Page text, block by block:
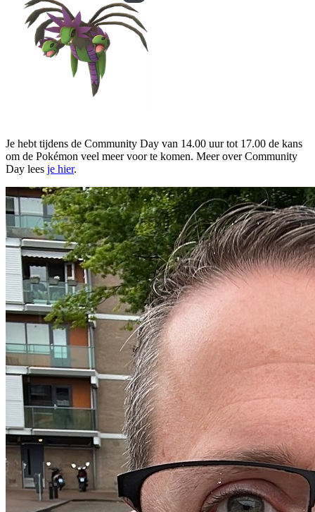
Je hebt tijdens de Community Day van 14.00 uur tot 17.00 de kans
om de Pokémon veel meer voor te komen. Meer over Community
Day lees je hier.